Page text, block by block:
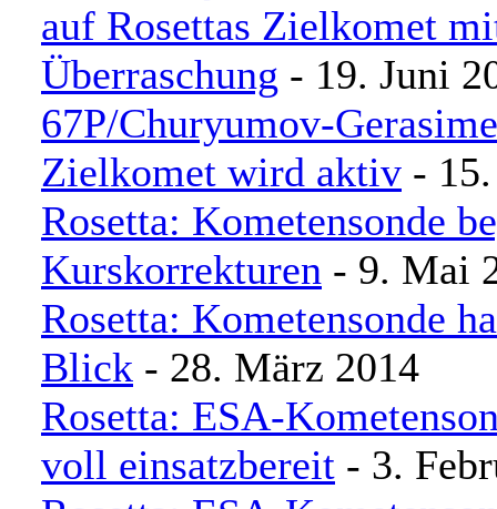
auf Rosettas Zielkomet
Überraschung - 19. Juni
67P/Churyumov-
Zielkomet wird aktiv -
Rosetta: Kometensonde
Kurskorrekturen - 9. Mai
Rosetta: Kometensonde
Blick - 28. März 2014
Rosetta: ESA-
voll einsatzbereit - 3.